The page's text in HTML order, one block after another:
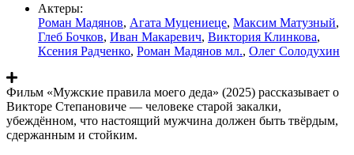
Актеры:
Роман Мадянов, Агата Муцениеце, Максим Матузный,
Глеб Бочков, Иван Макаревич, Виктория Клинкова,
Ксения Радченко, Роман Мадянов мл., Олег Солодухин
Фильм «Мужские правила моего деда» (2025) рассказывает о
Викторе Степановиче — человеке старой закалки,
убеждённом, что настоящий мужчина должен быть твёрдым,
сдержанным и стойким.